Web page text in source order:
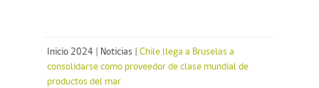
Inicio 2024 Noticias
Chile llega a Bruselas a
consolidarse como proveedor de clase mundial de
productos del mar